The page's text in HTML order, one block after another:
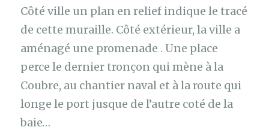
Côté ville un plan en relief indique le tracé
de cette muraille. Côté extérieur, la ville a
aménagé une promenade . Une place
perce le dernier tronçon qui mène à la
Coubre, au chantier naval et à la route qui
longe le port jusque de l’autre coté de la
baie…